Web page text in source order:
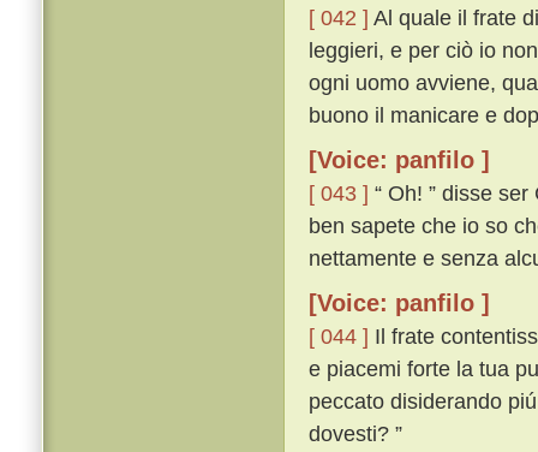
[ 042 ] Al quale il frate
leggieri, e per ciò io
ogni uomo avviene,
buono il manicare e
[Voice: panfilo ]
[ 043 ] “ Oh! ” disse
ben sapete che io so
nettamente e senza
[Voice: panfilo ]
[ 044 ] Il frate
e piacemi forte la tua
peccato disiderando
dovesti? ”